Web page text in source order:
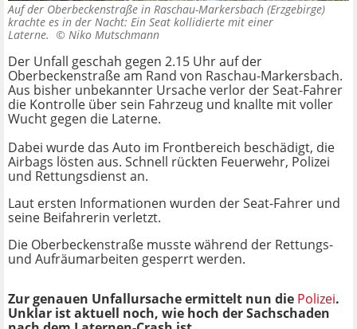
Auf der Oberbeckenstraße in Raschau-Markersbach (Erzgebirge)
krachte es in der Nacht: Ein Seat kollidierte mit einer
Laterne. © Niko Mutschmann
Der Unfall geschah gegen 2.15 Uhr auf der
Oberbeckenstraße am Rand von Raschau-Markersbach.
Aus bisher unbekannter Ursache verlor der Seat-Fahrer
die Kontrolle über sein Fahrzeug und knallte mit voller
Wucht gegen die Laterne.
Dabei wurde das Auto im Frontbereich beschädigt, die
Airbags lösten aus. Schnell rückten Feuerwehr, Polizei
und Rettungsdienst an.
Laut ersten Informationen wurden der Seat-Fahrer und
seine Beifahrerin verletzt.
Die Oberbeckenstraße musste während der Rettungs-
und Aufräumarbeiten gesperrt werden.
Zur genauen Unfallursache ermittelt nun die Polizei.
Unklar ist aktuell noch, wie hoch der Sachschaden